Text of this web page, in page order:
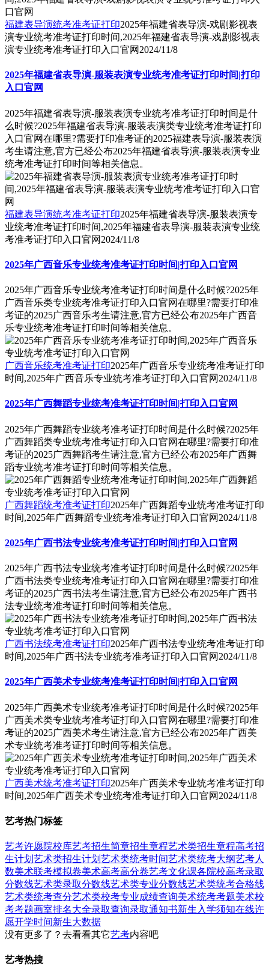
福建表导演统考准考证打印2025年福建省表导演-戏剧影视表
演专业统考准考证打印时间,2025年福建省表导演-戏剧影视表
演专业统考准考证打印入口官网 2024/11/8
2025年福建省表导演-服装表演专业统考准考证打印时间|打印
入口官网
2025年福建省表导演-服装表演专业统考准考证打印时间是什
么时候?2025年福建省表导演-服装表演类专业统考准考证打印
入口官网在哪里?需要打印准考证的2025福建表导演-服装表演
考生请注意,官方已经公布2025年福建省表导演-服装表演专业
统考准考证打印时间等相关信息。
福建表导演统考准考证打印2025年福建省表导演-服装表演专
业统考准考证打印时间,2025年福建省表导演-服装表演专业统
考准考证打印入口官网 2024/11/8
2025年广西音乐专业统考准考证打印时间|打印入口官网
2025年广西音乐专业统考准考证打印时间是什么时候?2025年
广西音乐类专业统考准考证打印入口官网在哪里?需要打印准
考证的2025广西音乐考生请注意,官方已经公布2025年广西音
乐专业统考准考证打印时间等相关信息。
广西音乐统考准考证打印2025年广西音乐专业统考准考证打印
时间,2025年广西音乐专业统考准考证打印入口官网 2024/11/8
2025年广西舞蹈专业统考准考证打印时间|打印入口官网
2025年广西舞蹈专业统考准考证打印时间是什么时候?2025年
广西舞蹈类专业统考准考证打印入口官网在哪里?需要打印准
考证的2025广西舞蹈考生请注意,官方已经公布2025年广西舞
蹈专业统考准考证打印时间等相关信息。
广西舞蹈统考准考证打印2025年广西舞蹈专业统考准考证打印
时间,2025年广西舞蹈专业统考准考证打印入口官网 2024/11/8
2025年广西书法专业统考准考证打印时间|打印入口官网
2025年广西书法专业统考准考证打印时间是什么时候?2025年
广西书法类专业统考准考证打印入口官网在哪里?需要打印准
考证的2025广西书法考生请注意,官方已经公布2025年广西书
法专业统考准考证打印时间等相关信息。
广西书法统考准考证打印2025年广西书法专业统考准考证打印
时间,2025年广西书法专业统考准考证打印入口官网 2024/11/8
2025年广西美术专业统考准考证打印时间|打印入口官网
2025年广西美术专业统考准考证打印时间是什么时候?2025年
广西美术类专业统考准考证打印入口官网在哪里?需要打印准
考证的2025广西美术考生请注意,官方已经公布2025年广西美
术专业统考准考证打印时间等相关信息。
广西美术统考准考证打印2025年广西美术专业统考准考证打印
时间,2025年广西美术专业统考准考证打印入口官网 2024/11/8
艺考热门标签
艺考许愿院校库艺考招生简章招生章程艺术类招生章程高考招
生计划 艺术类招生计划 艺术类统考时间艺术类统考大纲艺考人
数美术联考模拟卷美术高考高分卷艺考文化课各院校高考录取
分数线艺术类录取分数线艺术类专业分数线艺术类统考合格线
艺术类统考查分艺术类校考专业成绩查询美术统考考题美术校
考考题画室排名大全录取查询录取通知书新生入学须知在线许
愿开学时间新生大数据
没有更多了？去看看其它艺考内容吧
艺考热搜